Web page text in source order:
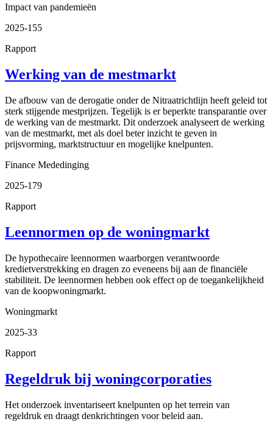
Impact van pandemieën
2025-155
Rapport
Werking van de mestmarkt
De afbouw van de derogatie onder de Nitraatrichtlijn heeft geleid tot
sterk stijgende mestprijzen. Tegelijk is er beperkte transparantie over
de werking van de mestmarkt. Dit onderzoek analyseert de werking
van de mestmarkt, met als doel beter inzicht te geven in
prijsvorming, marktstructuur en mogelijke knelpunten.
Finance Mededinging
2025-179
Rapport
Leennormen op de woningmarkt
De hypothecaire leennormen waarborgen verantwoorde
kredietverstrekking en dragen zo eveneens bij aan de financiële
stabiliteit. De leennormen hebben ook effect op de toegankelijkheid
van de koopwoningmarkt.
Woningmarkt
2025-33
Rapport
Regeldruk bij woningcorporaties
Het onderzoek inventariseert knelpunten op het terrein van
regeldruk en draagt denkrichtingen voor beleid aan.